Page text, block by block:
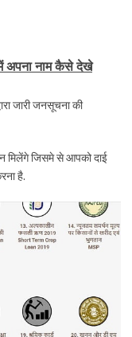
अपना नाम कैसे देखे
जारी जनसूचना की
मिलेंगे जिसमे से आपको दाई
है.